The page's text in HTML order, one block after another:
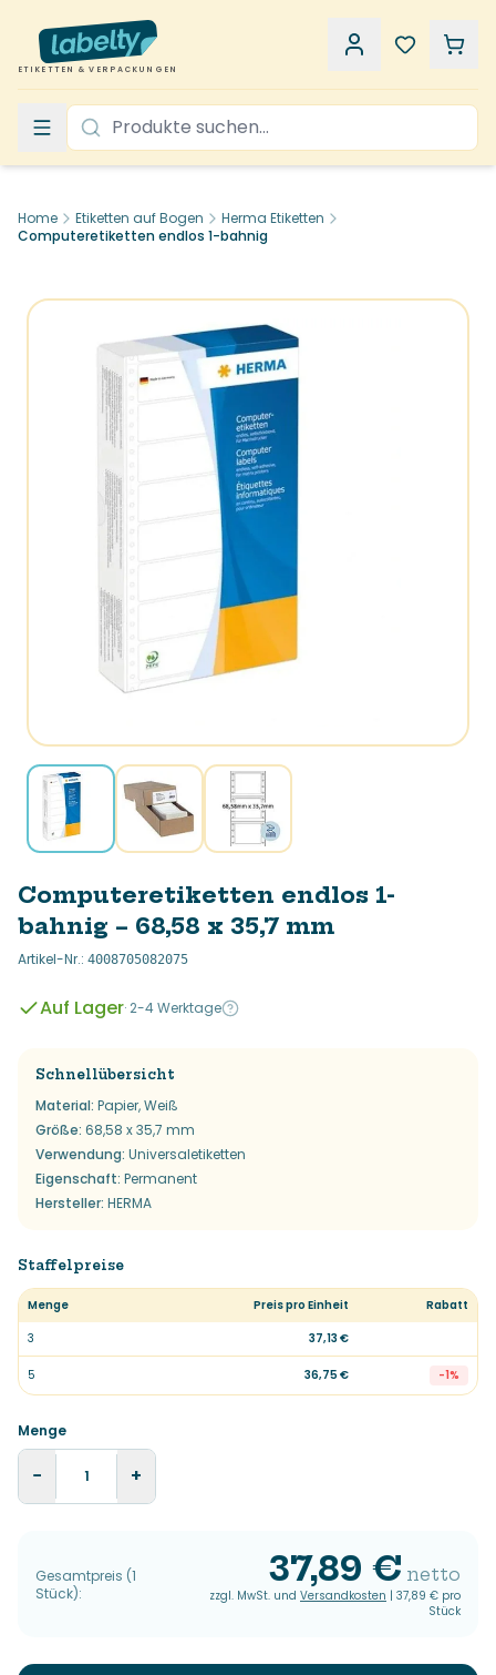
ETIKETTEN & VERPACKUNGEN
Home Etiketten auf Bogen
Herma Etiketten
Computeretiketten endlos 1-bahnig
Computeretiketten endlos 1-
bahnig – 68,58 x 35,7 mm
Artikel-Nr.: 4008705082075
Auf Lager· 2-4 Werktage
Schnellübersicht
Material: Papier, Weiß
Größe: 68,58 x 35,7 mm
Verwendung: Universaletiketten
Eigenschaft: Permanent
Hersteller: HERMA
Staffelpreise
Menge Preis pro Einheit
Rabatt
3
37,13 €
5 36,75 € -1%
Menge
− +
Gesamtpreis (1
Stück):
37,89 € netto
zzgl. MwSt. und Versandkosten | 37,89 € pro
Stück